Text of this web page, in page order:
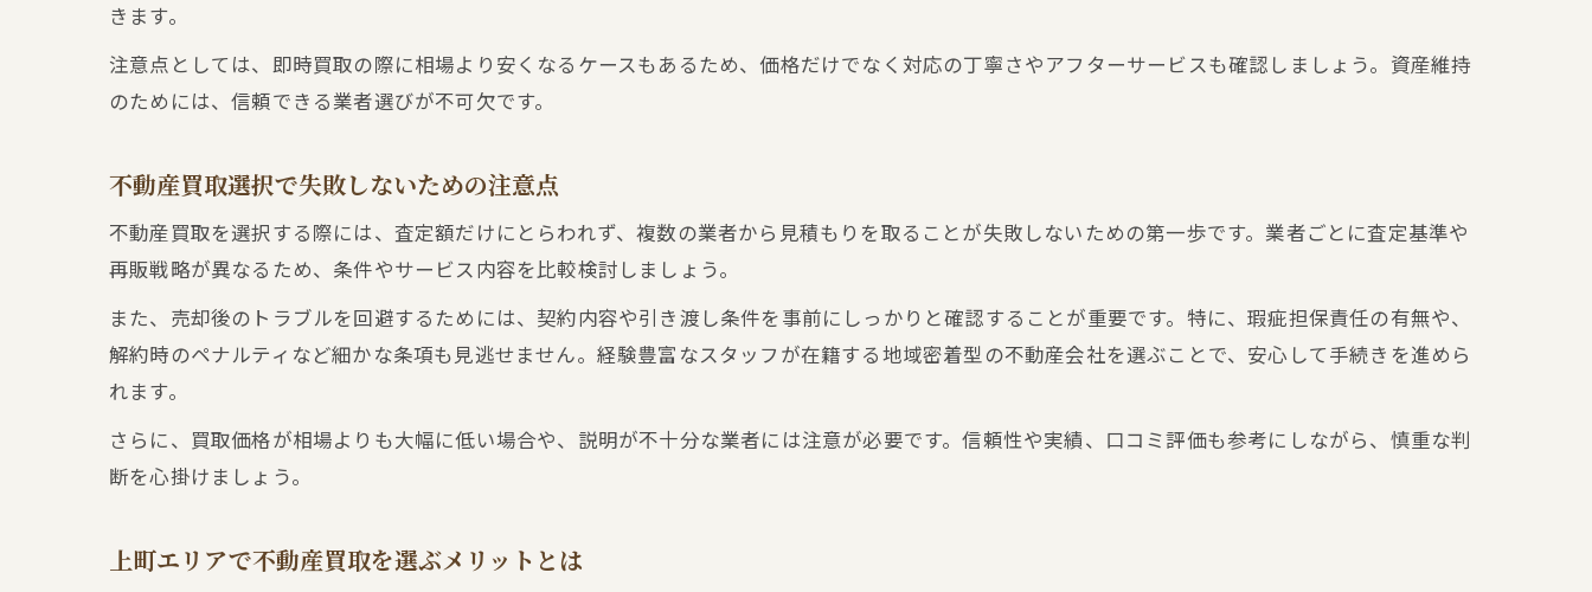
きます。
注意点としては、即時買取の際に相場より安くなるケースもあるため、価格だけでなく対応の丁寧さやアフターサービスも確認しましょう。資産維持
のためには、信頼できる業者選びが不可欠です。
不動産買取選択で失敗しないための注意点
不動産買取を選択する際には、査定額だけにとらわれず、複数の業者から見積もりを取ることが失敗しないための第一歩です。業者ごとに査定基準や
再販戦略が異なるため、条件やサービス内容を比較検討しましょう。
また、売却後のトラブルを回避するためには、契約内容や引き渡し条件を事前にしっかりと確認することが重要です。特に、瑕疵担保責任の有無や、
解約時のペナルティなど細かな条項も見逃せません。経験豊富なスタッフが在籍する地域密着型の不動産会社を選ぶことで、安心して手続きを進めら
れます。
さらに、買取価格が相場よりも大幅に低い場合や、説明が不十分な業者には注意が必要です。信頼性や実績、口コミ評価も参考にしながら、慎重な判
断を心掛けましょう。
上町エリアで不動産買取を選ぶメリットとは